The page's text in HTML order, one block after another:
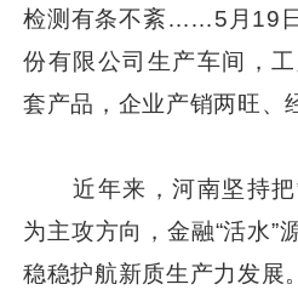
检测有条不紊……5月19
份有限公司生产车间，
套产品，企业产销两旺、
近年来，河南坚持把
为主攻方向，金融“活水”
稳稳护航新质生产力发展。